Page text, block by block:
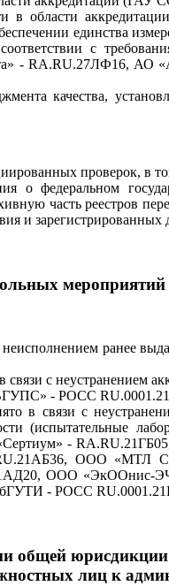
в области
единства
с
- RA.RU.27ЛФ16,
качества,
проверок, в
федеральном
часть
зарегистрированных
неисполнением ранее
с неустранением
- РОСС
в связи с
(испытательные
-
ООО
ООО
- РОСС
общей
лиц к